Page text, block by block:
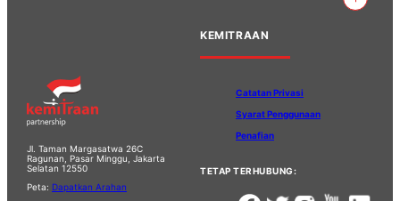
Jl. Taman Margasatwa 26C
Ragunan, Pasar Minggu, Jakarta
Selatan 12550
Peta: Dapatkan Arahan
KEMITRAAN
Catatan Privasi
Syarat Penggunaan
Penafian
TETAP TERHUBUNG: